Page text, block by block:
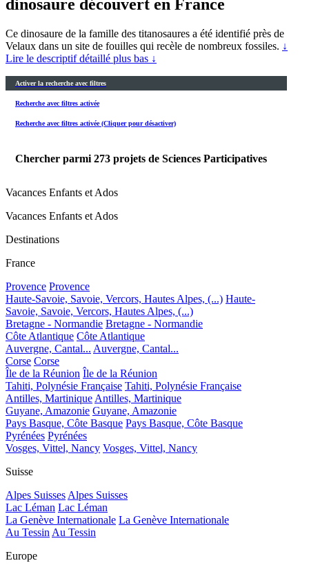
dinosaure découvert en France
Ce dinosaure de la famille des titanosaures a été identifié près de
Velaux dans un site de fouilles qui recèle de nombreux fossiles. ↓
Lire le descriptif détaillé plus bas ↓
Activer la recherche avec filtres
Recherche avec filtres activée
Recherche avec filtres activée (Cliquer pour désactiver)
Chercher parmi 273 projets de Sciences Participatives
Vacances Enfants et Ados
Vacances Enfants et Ados
Destinations
France
Provence Provence
Haute-Savoie, Savoie, Vercors, Hautes Alpes, (...) Haute-
Savoie, Savoie, Vercors, Hautes Alpes, (...)
Bretagne - Normandie Bretagne - Normandie
Côte Atlantique Côte Atlantique
Auvergne, Cantal... Auvergne, Cantal...
Corse Corse
Île de la Réunion Île de la Réunion
Tahiti, Polynésie Française Tahiti, Polynésie Française
Antilles, Martinique Antilles, Martinique
Guyane, Amazonie Guyane, Amazonie
Pays Basque, Côte Basque Pays Basque, Côte Basque
Pyrénées Pyrénées
Vosges, Vittel, Nancy Vosges, Vittel, Nancy
Suisse
Alpes Suisses Alpes Suisses
Lac Léman Lac Léman
La Genève Internationale La Genève Internationale
Au Tessin Au Tessin
Europe